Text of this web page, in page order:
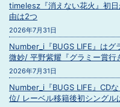
timelesz『消えない花火』初
由は2つ
2026年7月31日
Number_i『BUGS LIFE』はグ
微妙/ 平野紫耀『グラミー賞行
2026年7月31日
Number_i『BUGS LIFE』CD
位/ レーベル移籍後初シングル